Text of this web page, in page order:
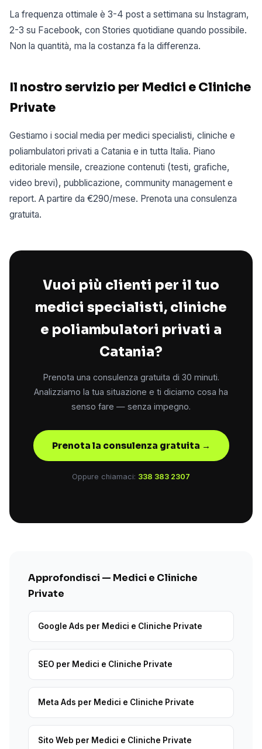
La frequenza ottimale è 3-4 post a settimana su Instagram,
2-3 su Facebook, con Stories quotidiane quando possibile.
Non la quantità, ma la costanza fa la differenza.
Il nostro servizio per Medici e Cliniche
Private
Gestiamo i social media per medici specialisti, cliniche e
poliambulatori privati a Catania e in tutta Italia. Piano
editoriale mensile, creazione contenuti (testi, grafiche,
video brevi), pubblicazione, community management e
report. A partire da €290/mese. Prenota una consulenza
gratuita.
Vuoi più clienti per il tuo
medici specialisti, cliniche
e poliambulatori privati a
Catania?
Prenota una consulenza gratuita di 30 minuti.
Analizziamo la tua situazione e ti diciamo cosa ha
senso fare — senza impegno.
Prenota la consulenza gratuita →
Oppure chiamaci: 338 383 2307
Approfondisci — Medici e Cliniche
Private
Google Ads per Medici e Cliniche Private
SEO per Medici e Cliniche Private
Meta Ads per Medici e Cliniche Private
Sito Web per Medici e Cliniche Private